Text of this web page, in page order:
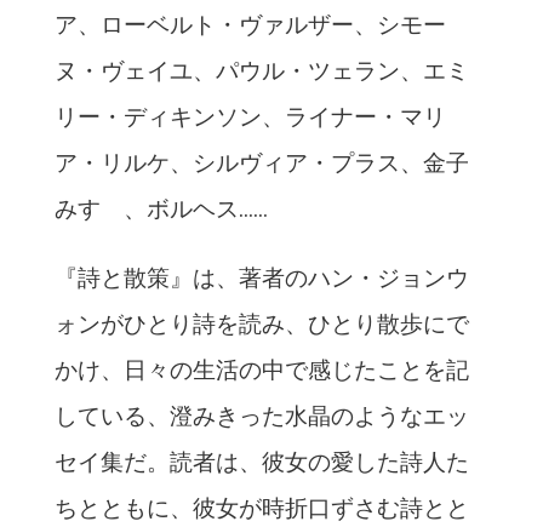
ア、ローベルト・ヴァルザー、シモー
ヌ・ヴェイユ、パウル・ツェラン、エミ
リー・ディキンソン、ライナー・マリ
ア・リルケ、シルヴィア・プラス、金子
みすゞ、ボルヘス……
『詩と散策』は、著者のハン・ジョンウ
ォンがひとり詩を読み、ひとり散歩にで
かけ、日々の生活の中で感じたことを記
している、澄みきった水晶のようなエッ
セイ集だ。読者は、彼女の愛した詩人た
ちとともに、彼女が時折口ずさむ詩とと